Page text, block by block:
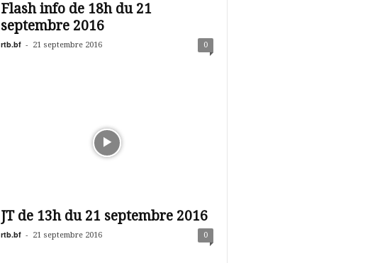
Flash info de 18h du 21
septembre 2016
rtb.bf - 21 septembre 2016 0
JT de 13h du 21 septembre 2016
rtb.bf - 21 septembre 2016 0